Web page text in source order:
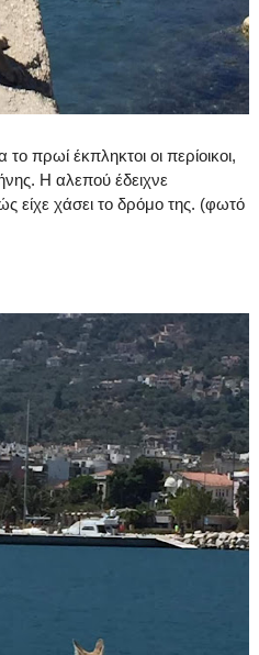
πρωί έκπληκτοι οι περίοικοι,
Η αλεπού έδειχνε
είχε χάσει το δρόμο της. (φωτό